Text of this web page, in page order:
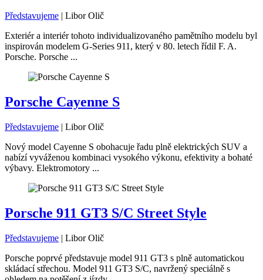
Představujeme | Libor Olič
Exteriér a interiér tohoto individualizovaného pamětního modelu byl
inspirován modelem G-Series 911, který v 80. letech řídil F. A.
Porsche. Porsche ...
Porsche Cayenne S
Představujeme | Libor Olič
Nový model Cayenne S obohacuje řadu plně elektrických SUV a
nabízí vyváženou kombinaci vysokého výkonu, efektivity a bohaté
výbavy. Elektromotory ...
Porsche 911 GT3 S/C Street Style
Představujeme | Libor Olič
Porsche poprvé představuje model 911 GT3 s plně automatickou
skládací střechou. Model 911 GT3 S/C, navržený speciálně s